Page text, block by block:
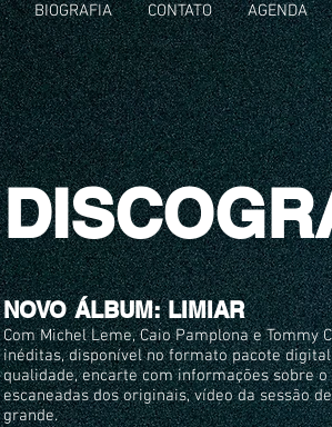
BIOGRAFIA CONTATO AGENDA
NOVO ÁLBUM: LIMIAR
Com Michel Leme, Caio Pamplona e Tommy
inéditas, disponível no formato pacote
qualidade, encarte com informações sobre
escaneadas dos originais, vídeo da sessão
grande.